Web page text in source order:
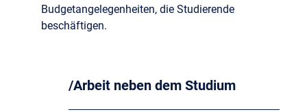
Budgetangelegenheiten, die Studierende
beschäftigen.
Arbeit neben dem Studium